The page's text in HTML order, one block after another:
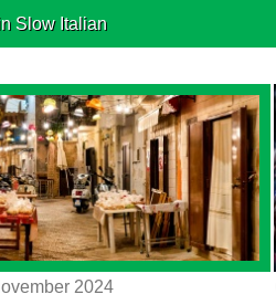
Slow Italian
2024